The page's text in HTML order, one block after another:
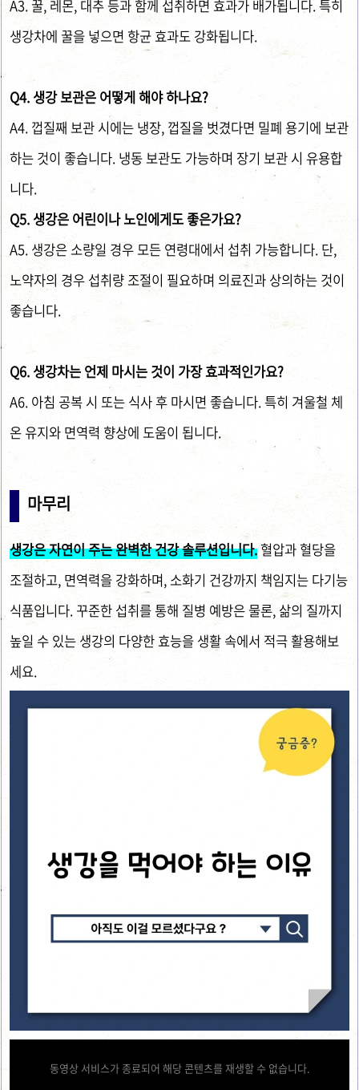
A3. 꿀, 레몬, 대추 등과 함께 섭취하면 효과가 배가됩니다. 특히
생강차에 꿀을 넣으면 항균 효과도 강화됩니다.
Q4. 생강 보관은 어떻게 해야 하나요?
A4. 껍질째 보관 시에는 냉장, 껍질을 벗겼다면 밀폐 용기에 보관
하는 것이 좋습니다. 냉동 보관도 가능하며 장기 보관 시 유용합
니다.
Q5. 생강은 어린이나 노인에게도 좋은가요?
A5. 생강은 소량일 경우 모든 연령대에서 섭취 가능합니다. 단,
노약자의 경우 섭취량 조절이 필요하며 의료진과 상의하는 것이
좋습니다.
Q6. 생강차는 언제 마시는 것이 가장 효과적인가요?
A6. 아침 공복 시 또는 식사 후 마시면 좋습니다. 특히 겨울철 체
온 유지와 면역력 향상에 도움이 됩니다.
마무리
생강은 자연이 주는 완벽한 건강 솔루션입니다.혈압과 혈당을
조절하고, 면역력을 강화하며, 소화기 건강까지 책임지는 다기능
식품입니다. 꾸준한 섭취를 통해 질병 예방은 물론, 삶의 질까지
높일 수 있는 생강의 다양한 효능을 생활 속에서 적극 활용해보
세요.
동영상 서비스가 종료되어 해당 콘텐츠를 재생할 수 없습니다.